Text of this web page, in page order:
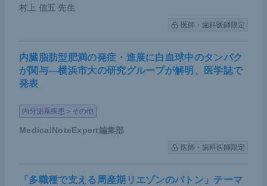
村上 信五 先生
医師・歯科医師限定
内臓脂肪型肥満の発症・進展に白血球中のタンパク
が関与―横浜市大の研究グループが解明、医学誌で
発表
内分泌系疾患＞その他
MedicalNoteExpert編集部
医師・歯科医師限定
「多職種で支える周産期リエゾンのバトン」テーマ